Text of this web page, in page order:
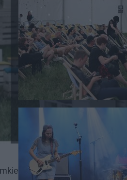
w Lublinie
od 6 do 9 lipca,